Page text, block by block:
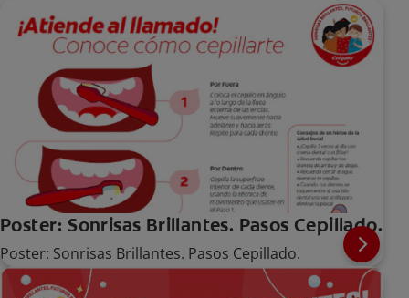
Poster: Sonrisas Brillantes. Pasos Cepillado.
Poster: Sonrisas Brillantes. Pasos Cepillado.